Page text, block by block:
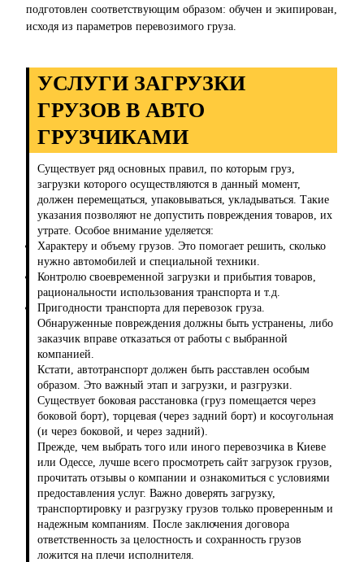
подготовлен соответствующим образом: обучен и экипирован,
исходя из параметров перевозимого груза.
УСЛУГИ ЗАГРУЗКИ
ГРУЗОВ В АВТО
ГРУЗЧИКАМИ
Существует ряд основных правил, по которым груз,
загрузки которого осуществляются в данный момент,
должен перемещаться, упаковываться, укладываться. Такие
указания позволяют не допустить повреждения товаров, их
утрате. Особое внимание уделяется:
Характеру и объему грузов. Это помогает решить, сколько
нужно автомобилей и специальной техники.
Контролю своевременной загрузки и прибытия товаров,
рациональности использования транспорта и т.д.
Пригодности транспорта для перевозок груза.
Обнаруженные повреждения должны быть устранены, либо
заказчик вправе отказаться от работы с выбранной
компанией.
Кстати, автотранспорт должен быть расставлен особым
образом. Это важный этап и загрузки, и разгрузки.
Существует боковая расстановка (груз помещается через
боковой борт), торцевая (через задний борт) и косоугольная
(и через боковой, и через задний).
Прежде, чем выбрать того или иного перевозчика в Киеве
или Одессе, лучше всего просмотреть сайт загрузок грузов,
прочитать отзывы о компании и ознакомиться с условиями
предоставления услуг. Важно доверять загрузку,
транспортировку и разгрузку грузов только проверенным и
надежным компаниям. После заключения договора
ответственность за целостность и сохранность грузов
ложится на плечи исполнителя.